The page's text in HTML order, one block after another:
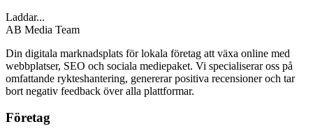
Laddar...
AB Media Team
Din digitala marknadsplats för lokala företag att växa online med
webbplatser, SEO och sociala mediepaket. Vi specialiserar oss på
omfattande rykteshantering, genererar positiva recensioner och tar
bort negativ feedback över alla plattformar.
Företag